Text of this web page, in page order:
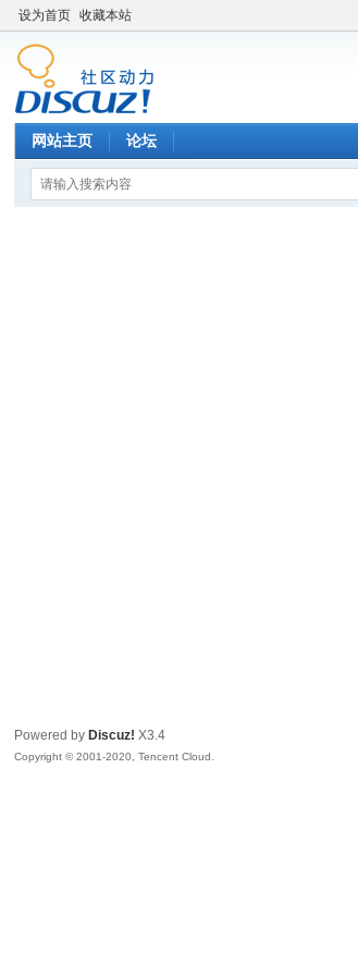
设为首页 收藏本站
网站主页 论坛
Powered by Discuz! X3.4
Copyright © 2001-2020, Tencent Cloud.